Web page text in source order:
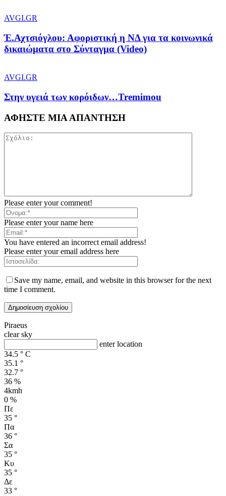
AVGI.GR
Έ.Αχτσιόγλου: Αφοριστική η ΝΔ για τα κοινωνικά
δικαιώματα στο Σύνταγμα (Video)
AVGI.GR
Στην υγειά των κορόιδων…Tremimou
ΑΦΗΣΤΕ ΜΙΑ ΑΠΑΝΤΗΣΗ
Please enter your comment!
Please enter your name here
You have entered an incorrect email address!
Please enter your email address here
Save my name, email, and website in this browser for the next
time I comment.
Piraeus
clear sky
enter location
34.5 ° C
35.1 °
32.7 °
36 %
4kmh
0 %
Πε
35 °
Πα
36 °
Σα
35 °
Κυ
35 °
Δε
33 °